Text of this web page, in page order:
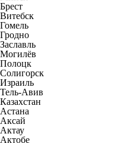
Брест
Витебск
Гомель
Гродно
Заславль
Могилёв
Полоцк
Солигорск
Израиль
Тель-Авив
Казахстан
Астана
Аксай
Актау
Актобе